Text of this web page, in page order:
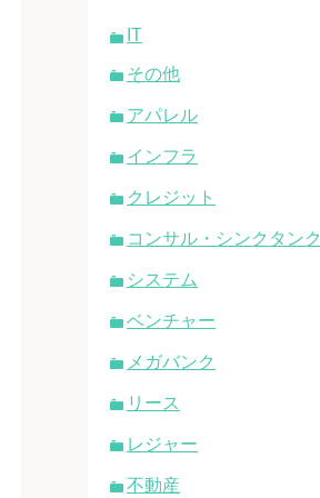
IT
その他
アパレル
インフラ
クレジット
コンサル・シンクタンク
システム
ベンチャー
メガバンク
リース
レジャー
不動産